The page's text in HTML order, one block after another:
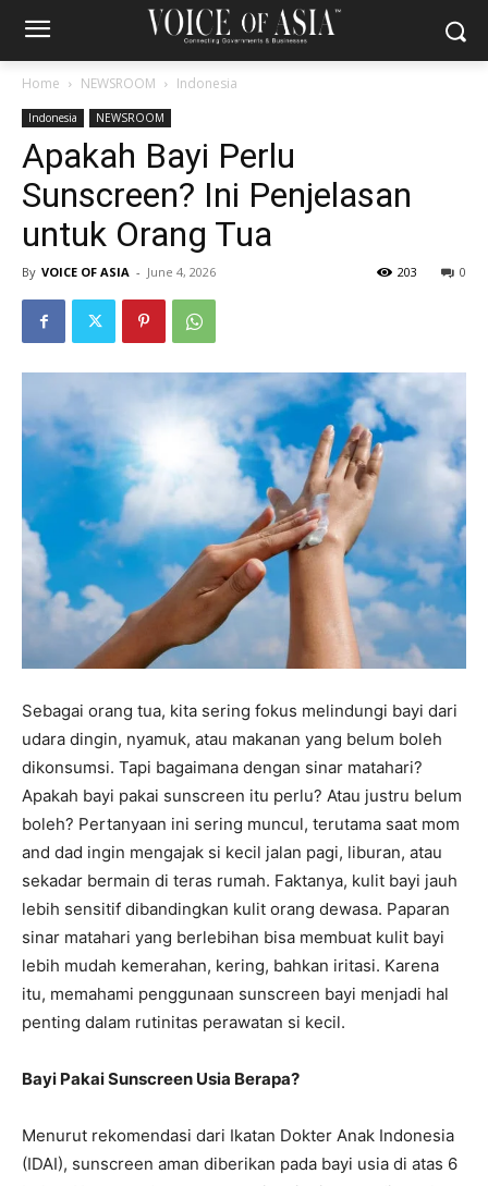
Home NEWSROOM Indonesia
Indonesia NEWSROOM
Apakah Bayi Perlu
Sunscreen? Ini Penjelasan
untuk Orang Tua
By VOICE OF ASIA - June 4, 2026 0
203
Sebagai orang tua, kita sering fokus melindungi bayi dari
udara dingin, nyamuk, atau makanan yang belum boleh
dikonsumsi. Tapi bagaimana dengan sinar matahari?
Apakah bayi pakai sunscreen itu perlu? Atau justru belum
boleh? Pertanyaan ini sering muncul, terutama saat mom
and dad ingin mengajak si kecil jalan pagi, liburan, atau
sekadar bermain di teras rumah. Faktanya, kulit bayi jauh
lebih sensitif dibandingkan kulit orang dewasa. Paparan
sinar matahari yang berlebihan bisa membuat kulit bayi
lebih mudah kemerahan, kering, bahkan iritasi. Karena
itu, memahami penggunaan sunscreen bayi menjadi hal
penting dalam rutinitas perawatan si kecil.
Bayi Pakai Sunscreen Usia Berapa?
Menurut rekomendasi dari Ikatan Dokter Anak Indonesia
(IDAI), sunscreen aman diberikan pada bayi usia di atas 6